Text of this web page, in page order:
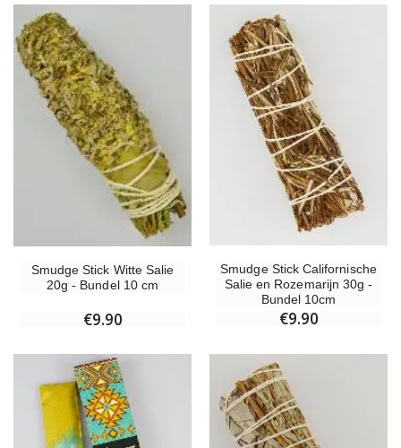
Smudge Stick Witte Salie
20g - Bundel 10 cm
€9.90
Smudge Stick Californische
Salie en Rozemarijn 30g -
Bundel 10cm
€9.90